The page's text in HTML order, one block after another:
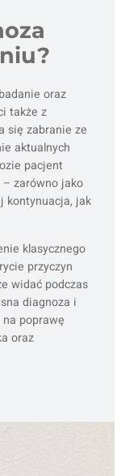
oraz
także z
się zabranie ze
aktualnych
pacjent
zarówno jako
kontynuacja, jak
klasycznego
przyczyn
widać podczas
diagnoza i
poprawę
oraz